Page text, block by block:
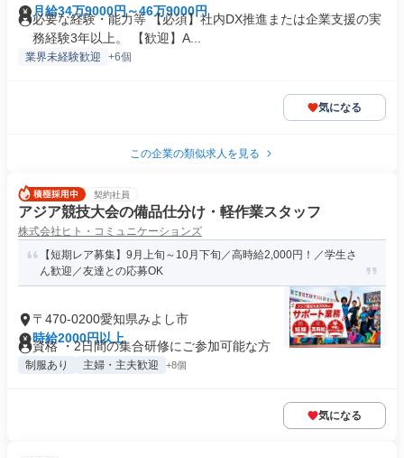
月給34万9000円～46万9000円
必要な経験・能力等 【必須】社内DX推進または企業支援の実
務経験3年以上。 【歓迎】A...
業界未経験歓迎 +6個
気になる
この企業の類似求人を見る
契約社員
アジア競技大会の備品仕分け・軽作業スタッフ
株式会社ヒト・コミュニケーションズ
【短期レア募集】9月上旬～10月下旬／高時給2,000円！／学生さ
ん歓迎／友達との応募OK
〒470-0200愛知県みよし市
時給2000円以上
資格 ・2日間の集合研修にご参加可能な方
制服あり 主婦・主夫歓迎 +8個
気になる